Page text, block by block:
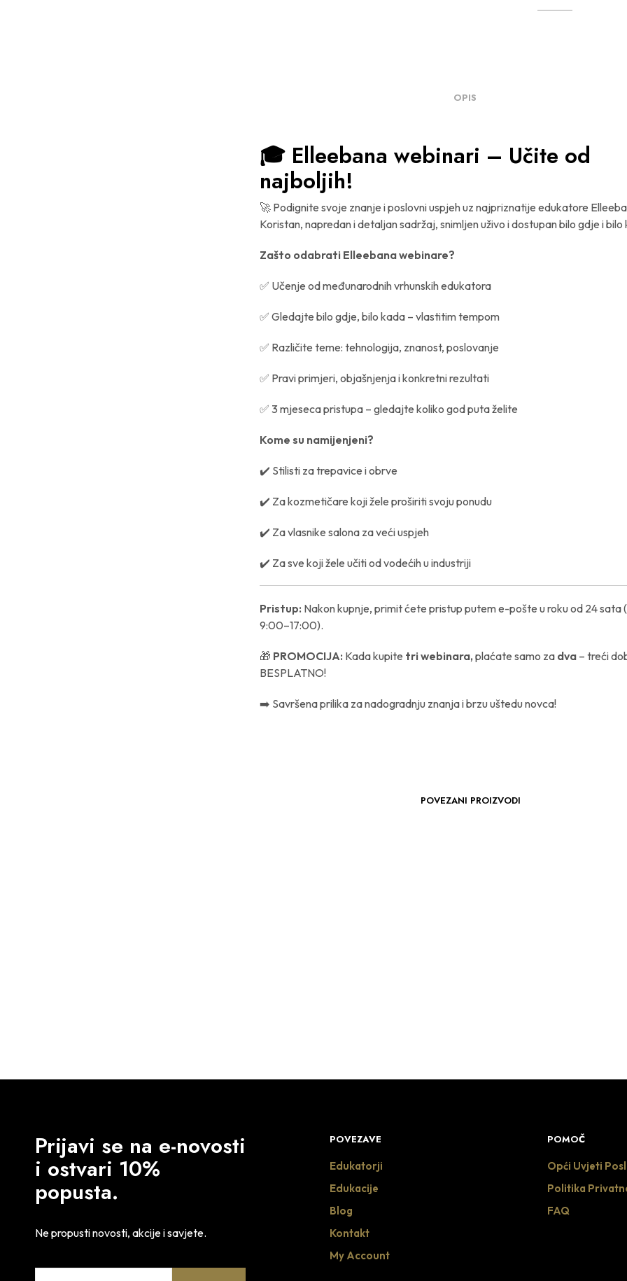
OPIS
🎓 Elleebana webinari – Učite od
najboljih!
🚀 Podignite svoje znanje i poslovni uspjeh uz najpriznatije edukatore
Koristan, napredan i detaljan sadržaj, snimljen uživo i dostupan bilo gdje i bilo
Zašto odabrati Elleebana webinare?
✅ Učenje od međunarodnih vrhunskih edukatora
✅ Gledajte bilo gdje, bilo kada – vlastitim tempom
✅ Različite teme: tehnologija, znanost, poslovanje
✅ Pravi primjeri, objašnjenja i konkretni rezultati
✅ 3 mjeseca pristupa – gledajte koliko god puta želite
Kome su namijenjeni?
✔️ Stilisti za trepavice i obrve
✔️ Za kozmetičare koji žele proširiti svoju ponudu
✔️ Za vlasnike salona za veći uspjeh
✔️ Za sve koji žele učiti od vodećih u industriji
Pristup: Nakon kupnje, primit ćete pristup putem e-pošte u roku od 24 sata
9:00–17:00).
🎁 PROMOCIJA: Kada kupite tri webinara, plaćate samo za dva – treći
BESPLATNO!
➡️ Savršena prilika za nadogradnju znanja i brzu uštedu novca!
POVEZANI PROIZVODI
Prijavi se na e-novosti
i ostvari 10%
popusta.
Ne propusti novosti, akcije i savjete.
POVEZAVE
Edukatorji
Edukacije
Blog
Kontakt
My Account
POMOČ
Opći Uvjeti
Politika
FAQ